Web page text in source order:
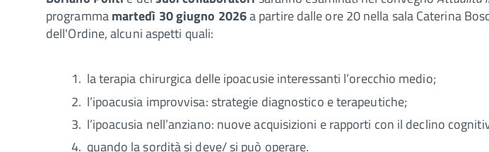
programmamartedì 30 giugno 2026a partire dalle ore 20 nella sala Caterina
dell'Ordine, alcuni aspetti quali:
la terapia chirurgica delle ipoacusie interessanti l’orecchio medio;
l’ipoacusia improvvisa: strategie diagnostico e terapeutiche;
l’ipoacusia nell’anziano: nuove acquisizioni e rapporti con il declino
quando la sordità si deve/ si può operare.